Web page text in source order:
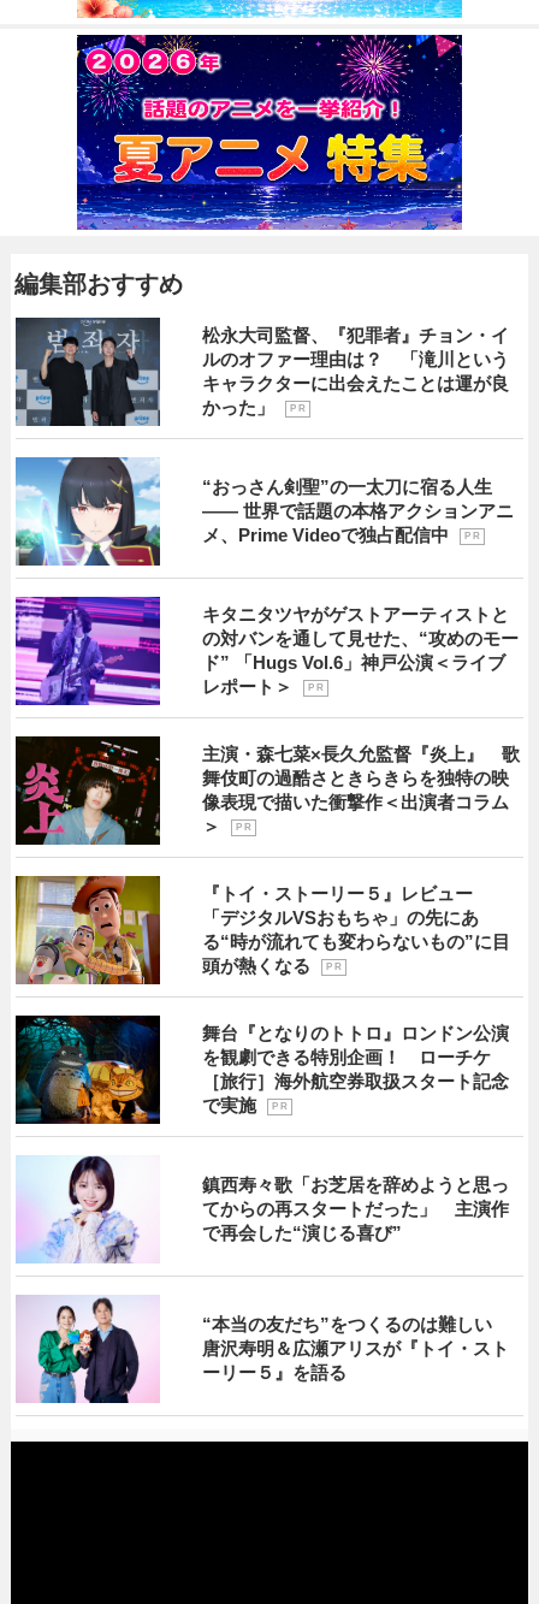
編集部おすすめ
松永大司監督、『犯罪者』チョン・イ
ルのオファー理由は？ 「滝川という
キャラクターに出会えたことは運が良
かった」
P R
“おっさん剣聖”の一太刀に宿る人生
―― 世界で話題の本格アクションアニ
メ、Prime Videoで独占配信中
P R
キタニタツヤがゲストアーティストと
の対バンを通して見せた、“攻めのモー
ド” 「Hugs Vol.6」神戸公演＜ライブ
レポート＞
P R
主演・森七菜×長久允監督『炎上』 歌
舞伎町の過酷さときらきらを独特の映
像表現で描いた衝撃作＜出演者コラム
＞
P R
『トイ・ストーリー５』レビュー
「デジタルVSおもちゃ」の先にあ
る“時が流れても変わらないもの”に目
頭が熱くなる
P R
舞台『となりのトトロ』ロンドン公演
を観劇できる特別企画！ ローチケ
［旅行］海外航空券取扱スタート記念
で実施
P R
鎮西寿々歌「お芝居を辞めようと思っ
てからの再スタートだった」 主演作
で再会した“演じる喜び”
“本当の友だち”をつくるのは難しい
唐沢寿明＆広瀬アリスが『トイ・スト
ーリー５』を語る